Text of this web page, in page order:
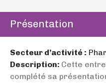
Présentation
Secteur d’activité :
Description: Cette
complété sa